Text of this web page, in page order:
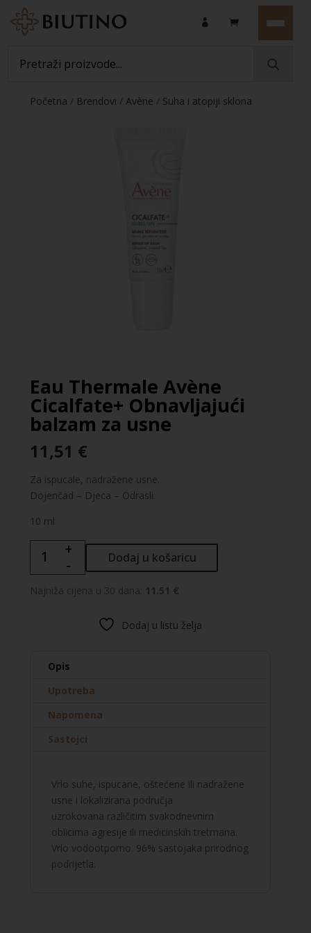
Početna / Brendovi /Avène / Suha i atopiji sklona
Eau Thermale Avène
Cicalfate+ Obnavljajući
balzam za usne
11,51 €
Za ispucale, nadražene usne.
Dojenčad – Djeca – Odrasli.
10 ml
Thermale
Cicalfate+
usne
količina
+
-
Dodaj u košaricu
Najniža cijena u 30 dana: 11.51 €
Dodaj u listu želja
Opis
Upotreba
Napomena
Sastojci
Vrlo suhe, ispucane, oštećene ili nadražene
usne i lokalizirana područja
uzrokovana različitim svakodnevnim
oblicima agresije ili medicinskih tretmana.
Vrlo vodootporno. 96% sastojaka prirodnog
podrijetla.